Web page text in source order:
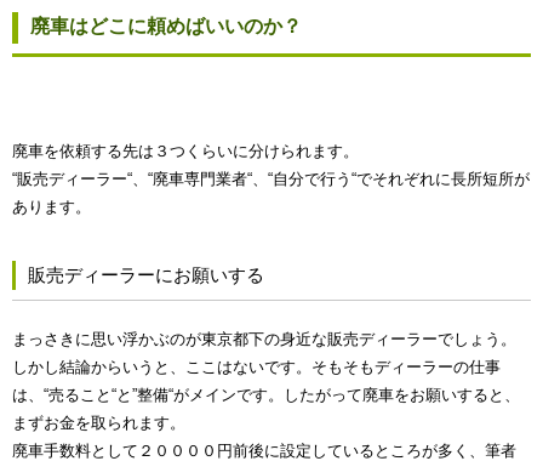
廃車はどこに頼めばいいのか？
廃車を依頼する先は３つくらいに分けられます。
“販売ディーラー“、“廃車専門業者“、“自分で行う“でそれぞれに長所短所が
あります。
販売ディーラーにお願いする
まっさきに思い浮かぶのが東京都下の身近な販売ディーラーでしょう。
しかし結論からいうと、ここはないです。そもそもディーラーの仕事
は、“売ること“と”整備“がメインです。したがって廃車をお願いすると、
まずお金を取られます。
廃車手数料として２００００円前後に設定しているところが多く、筆者